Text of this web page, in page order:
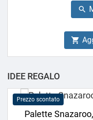


IDEE REGALO
Prezzo scontato
Palette